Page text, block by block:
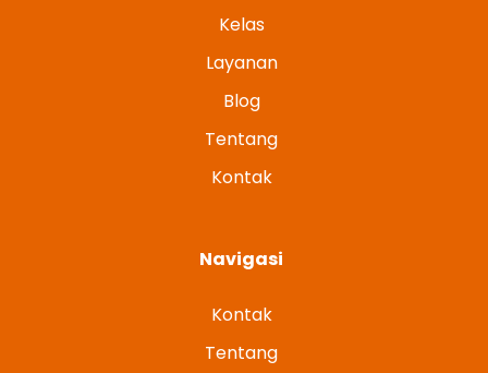
Kelas
Layanan
Blog
Tentang
Kontak
Navigasi
Kontak
Tentang